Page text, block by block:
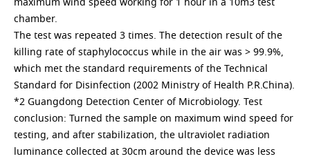
maximum wind speed working for 1 hour in a 10m3 test
chamber.
The test was repeated 3 times. The detection result of the
killing rate of staphylococcus while in the air was > 99.9%,
which met the standard requirements of the Technical
Standard for Disinfection (2002 Ministry of Health P.R.China).
*2 Guangdong Detection Center of Microbiology. Test
conclusion: Turned the sample on maximum wind speed for
testing, and after stabilization, the ultraviolet radiation
luminance collected at 30cm around the device was less